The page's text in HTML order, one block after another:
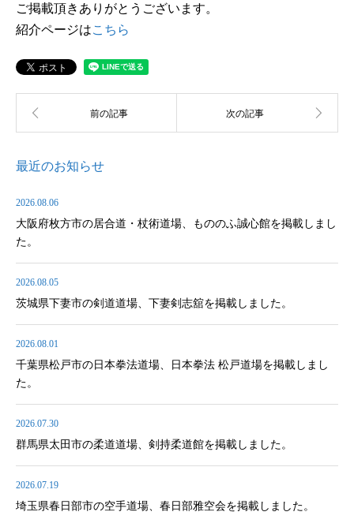
ご掲載頂きありがとうございます。
紹介ページはこちら
最近のお知らせ
2026.08.06
大阪府枚方市の居合道・杖術道場、もののふ誠心館を掲載しまし
た。
2026.08.05
茨城県下妻市の剣道道場、下妻剣志舘を掲載しました。
2026.08.01
千葉県松戸市の日本拳法道場、日本拳法 松戸道場を掲載しまし
た。
2026.07.30
群馬県太田市の柔道道場、剣持柔道館を掲載しました。
2026.07.19
埼玉県春日部市の空手道場、春日部雅空会を掲載しました。